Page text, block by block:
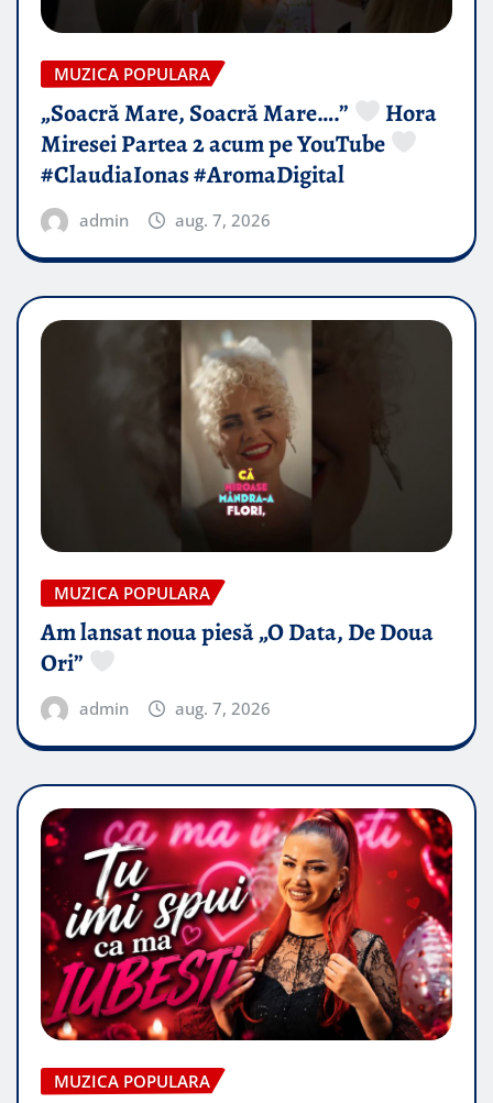
MUZICA POPULARA
„Soacră Mare, Soacră Mare….”
Hora
Miresei Partea 2 acum pe YouTube
#ClaudiaIonas #AromaDigital
admin aug. 7, 2026
MUZICA POPULARA
Am lansat noua piesă „O Data, De Doua
Ori”
admin aug. 7, 2026
MUZICA POPULARA